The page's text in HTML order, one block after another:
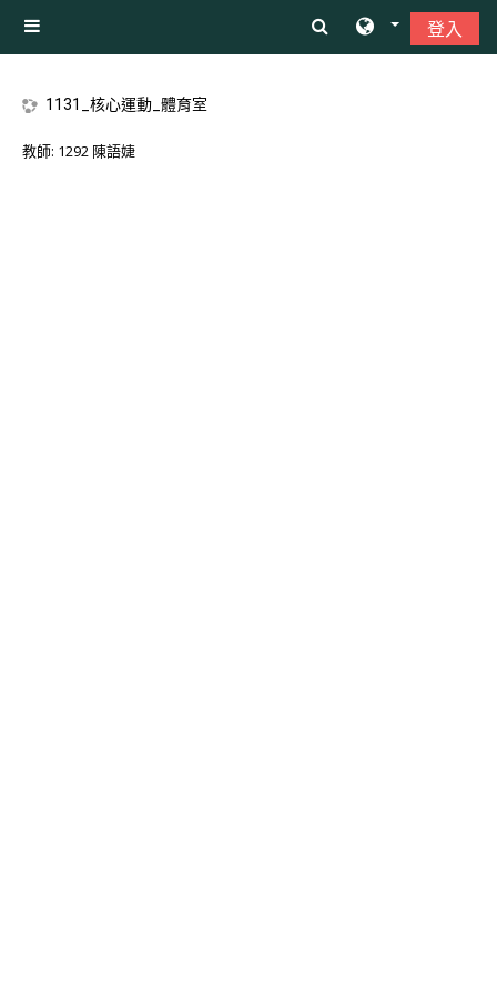
側板
登入
1131_核心運動_體育室
教師: 1292 陳語婕